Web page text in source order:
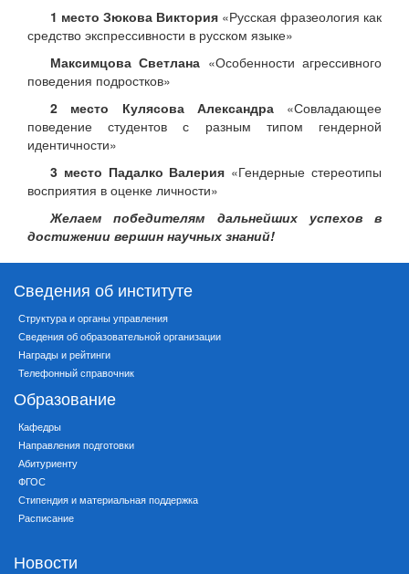
1 место Зюкова Виктория «Русская фразеология как
средство экспрессивности в русском языке»
Максимцова Светлана «Особенности агрессивного
поведения подростков»
2 место Кулясова Александра«Совладающее
поведение студентов с разным типом гендерной
идентичности»
3 место Падалко Валерия «Гендерные стереотипы
восприятия в оценке личности»
Желаем победителям дальнейших успехов в
достижении вершин научных знаний!
Сведения об институте
Структура и органы управления
Сведения об образовательной организации
Награды и рейтинги
Телефонный справочник
Образование
Кафедры
Направления подготовки
Абитуриенту
ФГОС
Стипендия и материальная поддержка
Расписание
Новости